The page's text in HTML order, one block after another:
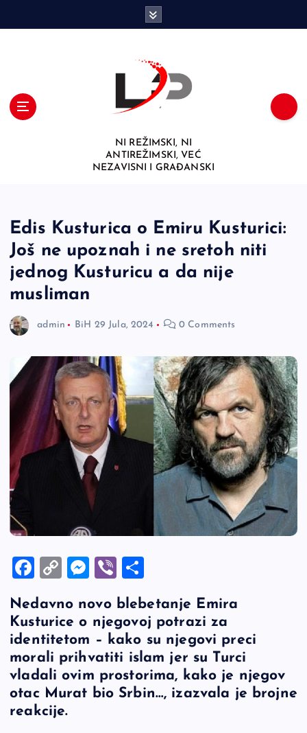
NI REŽIMSKI, NI
ANTIREŽIMSKI, VEĆ
NEZAVISNI I GRAĐANSKI
Edis Kusturica o Emiru Kusturici:
Još ne upoznah i ne sretoh niti
jednog Kusturicu a da nije
musliman
admin BiH 29 Jula, 2024 0 Comments
F
c
e
b
o
o
k
C
p
y
Li
n
k
M
se
n
g
er
Vi
er ar
e
Nedavno novo blebetanje Emira
Kusturice o njegovoj potrazi za
identitetom – kako su njegovi preci
morali prihvatiti islam jer su Turci
vladali ovim prostorima, kako je njegov
otac Murat bio Srbin…, izazvala je brojne
reakcije.